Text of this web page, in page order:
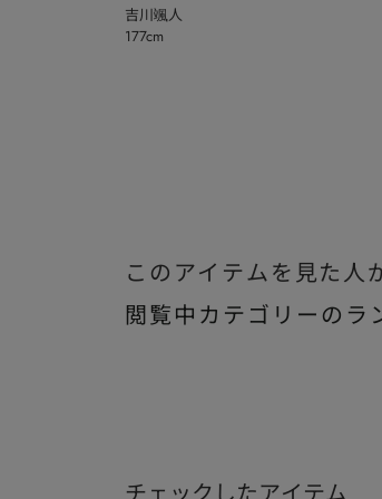
吉川颯人
177cm
このアイテムを見た人
閲覧中カテゴリーのラ